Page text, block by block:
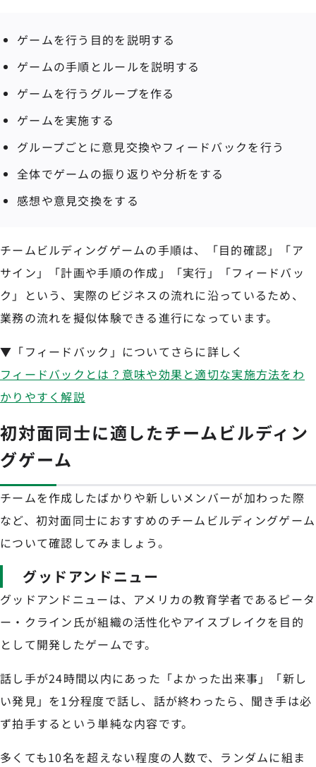
ゲームを行う目的を説明する
ゲームの手順とルールを説明する
ゲームを行うグループを作る
ゲームを実施する
グループごとに意見交換やフィードバックを行う
全体でゲームの振り返りや分析をする
感想や意見交換をする
チームビルディングゲームの手順は、「目的確認」「ア
サイン」「計画や手順の作成」「実行」「フィードバッ
ク」という、実際のビジネスの流れに沿っているため、
業務の流れを擬似体験できる進行になっています。
▼「フィードバック」についてさらに詳しく
フィードバックとは？意味や効果と適切な実施方法をわ
かりやすく解説
初対面同士に適したチームビルディン
グゲーム
チームを作成したばかりや新しいメンバーが加わった際
など、初対面同士におすすめのチームビルディングゲーム
について確認してみましょう。
グッドアンドニュー
グッドアンドニューは、アメリカの教育学者であるピータ
ー・クライン氏が組織の活性化やアイスブレイクを目的
として開発したゲームです。
話し手が24時間以内にあった「よかった出来事」「新し
い発見」を1分程度で話し、話が終わったら、聞き手は必
ず拍手するという単純な内容です。
多くても10名を超えない程度の人数で、ランダムに組ま